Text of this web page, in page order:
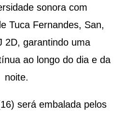
sonora com
Tuca Fernandes, San,
2D, garantindo uma
ao longo do dia e da
noite.
será embalada pelos